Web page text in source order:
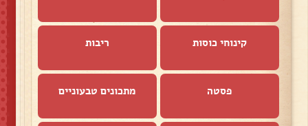
קינוחי כוסות ריבות
פסטה מתכונים טבעוניים